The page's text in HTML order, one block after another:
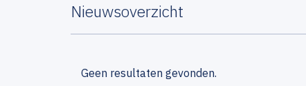
Nieuwsoverzicht
Geen resultaten gevonden.